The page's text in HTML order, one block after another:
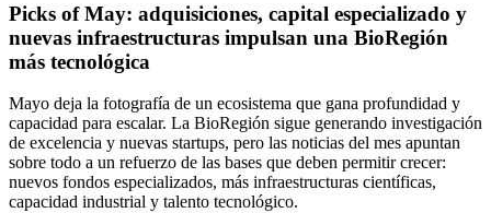
Picks of May: adquisiciones, capital especializado y
nuevas infraestructuras impulsan una BioRegión
más tecnológica
Mayo deja la fotografía de un ecosistema que gana profundidad y
capacidad para escalar. La BioRegión sigue generando investigación
de excelencia y nuevas startups, pero las noticias del mes apuntan
sobre todo a un refuerzo de las bases que deben permitir crecer:
nuevos fondos especializados, más infraestructuras científicas,
capacidad industrial y talento tecnológico.